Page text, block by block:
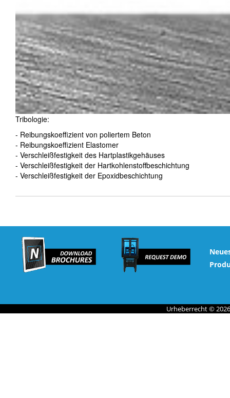
Tribologie:
- Reibungskoeffizient von poliertem Beton
- Reibungskoeffizient Elastomer
- Verschleißfestigkeit des Hartplastikgehäuses
- Verschleißfestigkeit der Hartkohlenstoffbeschichtung
- Verschleißfestigkeit der Epoxidbeschichtung
Urheberrecht ©